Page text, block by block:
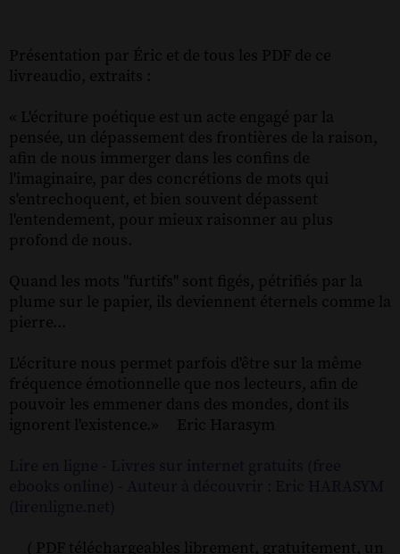
Présentation par Éric et de tous les PDF de ce
livreaudio, extraits :
« L'écriture poétique est un acte engagé par la
pensée, un dépassement des frontières de la raison,
afin de nous immerger dans les confins de
l'imaginaire, par des concrétions de mots qui
s'entrechoquent, et bien souvent dépassent
l'entendement, pour mieux raisonner au plus
profond de nous.
Quand les mots "furtifs" sont figés, pétrifiés par la
plume sur le papier, ils deviennent éternels comme la
pierre...
L'écriture nous permet parfois d'être sur la même
fréquence émotionnelle que nos lecteurs, afin de
pouvoir les emmener dans des mondes, dont ils
ignorent l'existence.» Eric Harasym
( PDF téléchargeables librement, gratuitement, un